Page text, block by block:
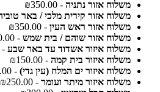
משלוח אזור נתניה - ₪350.00
משלוח אזור קירית מלכי / באר
משלוח אזור ראש העין - ₪350.00
משלוח אזור שוהם / בית שמש - ₪350.00
משלוח איזור אשדוד עד באר שבע - ₪250.00
משלוח איזור בית קמה - ₪150.00
משלוח איזור ים המלח (עין גדי) - ₪500.00
משלוח איזור מיתר ועומר - ₪250.00